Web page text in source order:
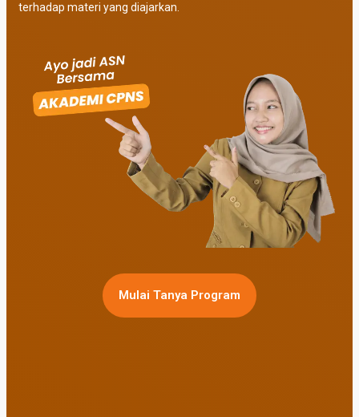
terhadap materi yang diajarkan.
Mulai Tanya Program